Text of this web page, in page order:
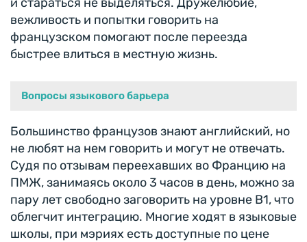
вежливость и попытки говорить на
французском помогают после переезда
быстрее влиться в местную жизнь.
Вопросы языкового барьера
Большинство французов знают английский, но
не любят на нем говорить и могут не отвечать.
Судя по отзывам переехавших во Францию на
ПМЖ, занимаясь около 3 часов в день, можно за
пару лет свободно заговорить на уровне В1, что
облегчит интеграцию. Многие ходят в языковые
школы, при мэриях есть доступные по цене